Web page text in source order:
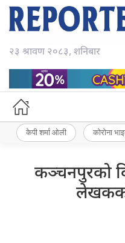
२३ श्रावण २०८३, शनिबार
केपी शर्मा ओली कोरोना
कञ्चनपुरको
लेखकको